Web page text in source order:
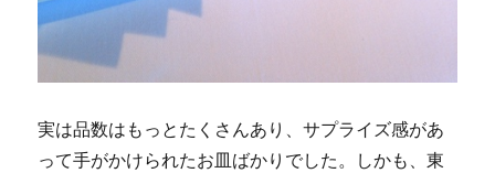
実は品数はもっとたくさんあり、サプライズ感があ
って手がかけられたお皿ばかりでした。しかも、東